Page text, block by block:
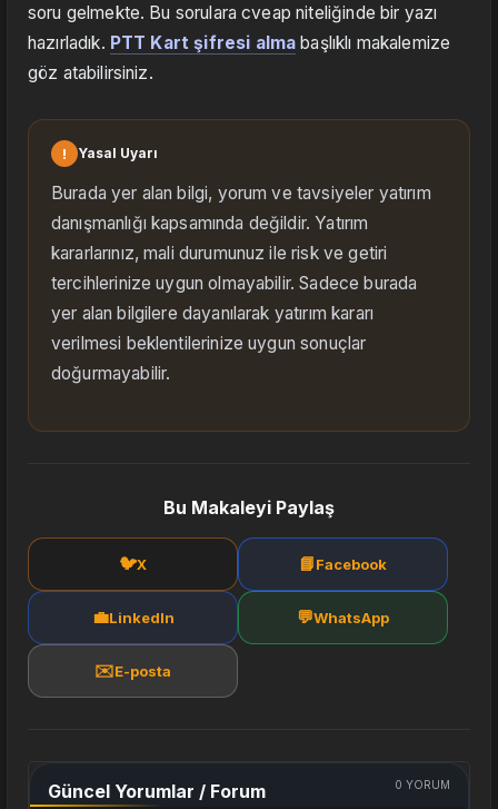
soru gelmekte. Bu sorulara cveap niteliğinde bir yazı
hazırladık. PTT Kart şifresi alma başlıklı makalemize
göz atabilirsiniz.
! Yasal Uyarı
Burada yer alan bilgi, yorum ve tavsiyeler yatırım
danışmanlığı kapsamında değildir. Yatırım
kararlarınız, mali durumunuz ile risk ve getiri
tercihlerinize uygun olmayabilir. Sadece burada
yer alan bilgilere dayanılarak yatırım kararı
verilmesi beklentilerinize uygun sonuçlar
doğurmayabilir.
Bu Makaleyi Paylaş
🐦X 📘Facebook
💼LinkedIn 💬WhatsApp
✉️E-posta
Güncel Yorumlar / Forum 0 YORUM